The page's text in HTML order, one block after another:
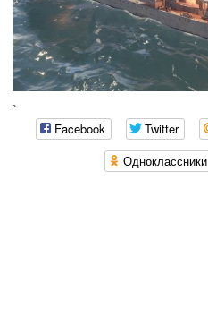
`
Facebook Twitter
Одноклассники